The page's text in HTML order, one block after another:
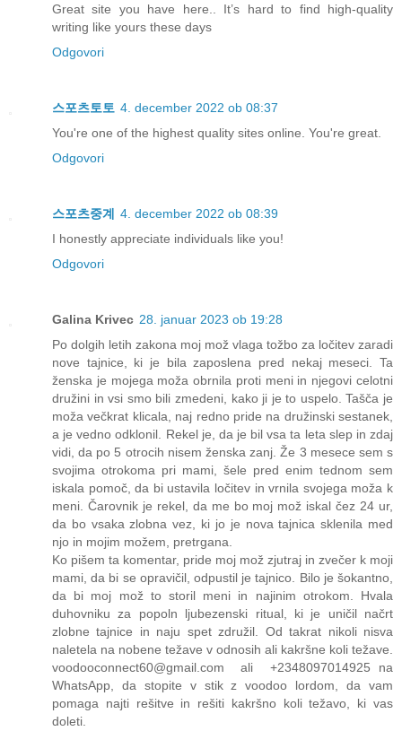
Great site you have here.. It’s hard to find high-quality
writing like yours these days
Odgovori
스포츠토토 4. december 2022 ob 08:37
You're one of the highest quality sites online. You're great.
Odgovori
스포츠중계
4. december 2022 ob 08:39
I honestly appreciate individuals like you!
Odgovori
Galina Krivec 28. januar 2023 ob 19:28
Po dolgih letih zakona moj mož vlaga tožbo za ločitev zaradi
nove tajnice, ki je bila zaposlena pred nekaj meseci. Ta
ženska je mojega moža obrnila proti meni in njegovi celotni
družini in vsi smo bili zmedeni, kako ji je to uspelo. Tašča je
moža večkrat klicala, naj redno pride na družinski sestanek,
a je vedno odklonil. Rekel je, da je bil vsa ta leta slep in zdaj
vidi, da po 5 otrocih nisem ženska zanj. Že 3 mesece sem s
svojima otrokoma pri mami, šele pred enim tednom sem
iskala pomoč, da bi ustavila ločitev in vrnila svojega moža k
meni. Čarovnik je rekel, da me bo moj mož iskal čez 24 ur,
da bo vsaka zlobna vez, ki jo je nova tajnica sklenila med
njo in mojim možem, pretrgana.
Ko pišem ta komentar, pride moj mož zjutraj in zvečer k moji
mami, da bi se opravičil, odpustil je tajnico. Bilo je šokantno,
da bi moj mož to storil meni in najinim otrokom. Hvala
duhovniku za popoln ljubezenski ritual, ki je uničil načrt
zlobne tajnice in naju spet združil. Od takrat nikoli nisva
naletela na nobene težave v odnosih ali kakršne koli težave.
voodooconnect60@gmail.com ali +2348097014925 na
WhatsApp, da stopite v stik z voodoo lordom, da vam
pomaga najti rešitve in rešiti kakršno koli težavo, ki vas
doleti.